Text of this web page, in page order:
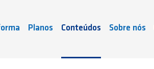
Planos Conteúdos Sobre nós